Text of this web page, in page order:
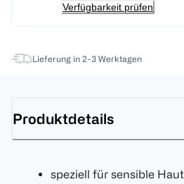
Verfügbarkeit prüfen
Lieferung in 2-3 Werktagen
Produktdetails
speziell für sensible Haut